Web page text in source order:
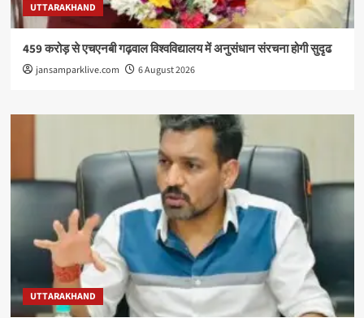
UTTARAKHAND
459 करोड़ से एचएनबी गढ़वाल विश्वविद्यालय में अनुसंधान संरचना होगी सुदृढ
jansamparklive.com 6 August 2026
UTTARAKHAND